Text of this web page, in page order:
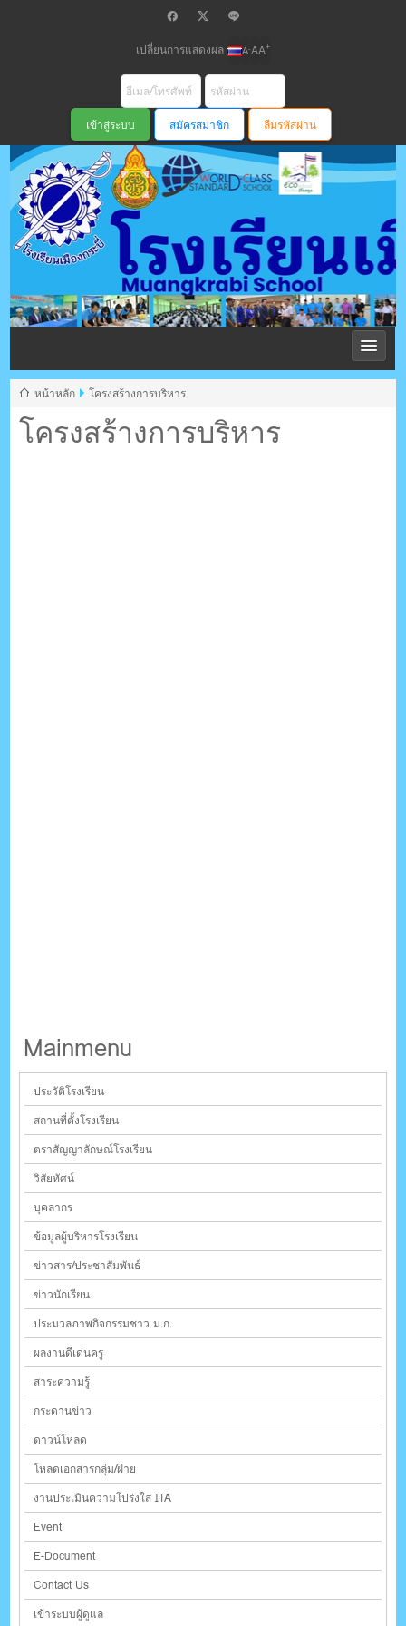
เปลี่ยนการแสดงผล A-AA+
สมัครสมาชิก ลืมรหัสผ่าน
โรงเรียนเมือง
กระบี่ สพม
ตรัง กระบี่
โครงสร้างการบริหาร
หน้าหลัก โครงสร้างการบริหาร
Mainmenu
ประวัติโรงเรียน
สถานที่ตั้งโรงเรียน
ตราสัญญาลักษณ์โรงเรียน
วิสัยทัศน์
บุคลากร
ข้อมูลผู้บริหารโรงเรียน
ข่าวสาร/ประชาสัมพันธ์
ข่าวนักเรียน
ประมวลภาพกิจกรรมชาว ม.ก.
ผลงานดีเด่นครู
สาระความรู้
กระดานข่าว
ดาวน์โหลด
โหลดเอกสารกลุ่ม/ฝ่าย
งานประเมินความโปร่งใส ITA
Event
E-Document
Contact Us
เข้าระบบผู้ดูแล